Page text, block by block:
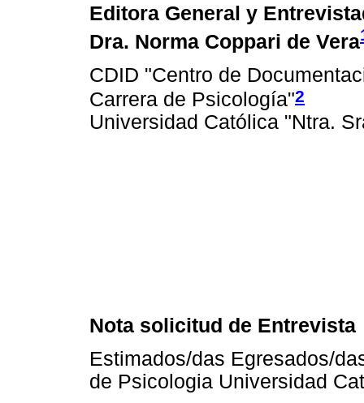
Editora General y
Dra. Norma Coppari de Vera
CDID "Centro de
Carrera de Psicología"2
Universidad Católica "Ntra.
Nota solicitud de Entrevista
Estimados/das Egresados/
de Psicologia Universidad